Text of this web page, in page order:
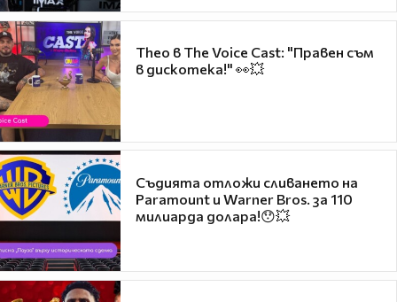
Theo в The Voice Cast: "Правен съм
в дискотека!" 👀💥
Съдията отложи сливането на
Paramount и Warner Bros. за 110
милиарда долара!😯💥